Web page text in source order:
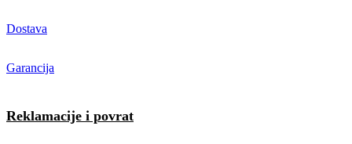
Dostava
Garancija
Reklamacije i povrat